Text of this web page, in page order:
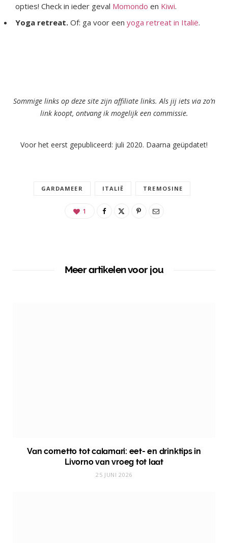
opties! Check in ieder geval Momondo en Kiwi.
Yoga retreat. Of: ga voor een yoga retreat in Italië.
Sommige links op deze site zijn affiliate links. Als jij iets via zo’n
link koopt, ontvang ik mogelijk een commissie.
Voor het eerst gepubliceerd: juli 2020. Daarna geüpdatet!
GARDAMEER ITALIË TREMOSINE
1
Meer artikelen voor jou
Van cornetto tot calamari: eet- en drinktips in
Livorno van vroeg tot laat
25 JUNI 2026